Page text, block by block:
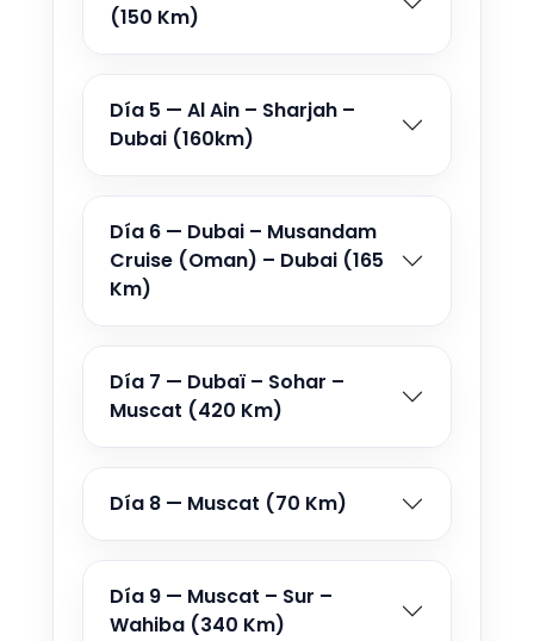
(150 Km)
Día 5 — Al Ain – Sharjah –
Dubai (160km)
Día 6 — Dubai – Musandam
Cruise (Oman) – Dubai (165
Km)
Día 7 — Dubaï – Sohar –
Muscat (420 Km)
Día 8 — Muscat (70 Km)
Día 9 — Muscat – Sur –
Wahiba (340 Km)